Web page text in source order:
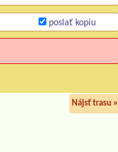
poslať kopiu
Nájsť trasu »